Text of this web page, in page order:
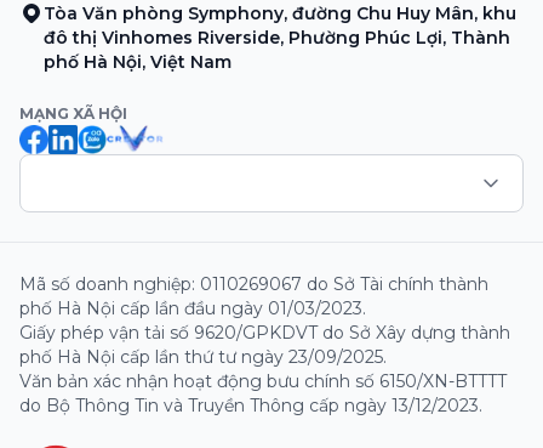
Tòa Văn phòng Symphony, đường Chu Huy Mân, khu
đô thị Vinhomes Riverside, Phường Phúc Lợi, Thành
phố Hà Nội, Việt Nam
MẠNG XÃ HỘI
Mã số doanh nghiệp: 0110269067 do Sở Tài chính thành
phố Hà Nội cấp lần đầu ngày 01/03/2023.
Giấy phép vận tải số 9620/GPKDVT do Sở Xây dựng thành
phố Hà Nội cấp lần thứ tư ngày 23/09/2025.
Văn bản xác nhận hoạt động bưu chính số 6150/XN-BTTTT
do Bộ Thông Tin và Truyền Thông cấp ngày 13/12/2023.